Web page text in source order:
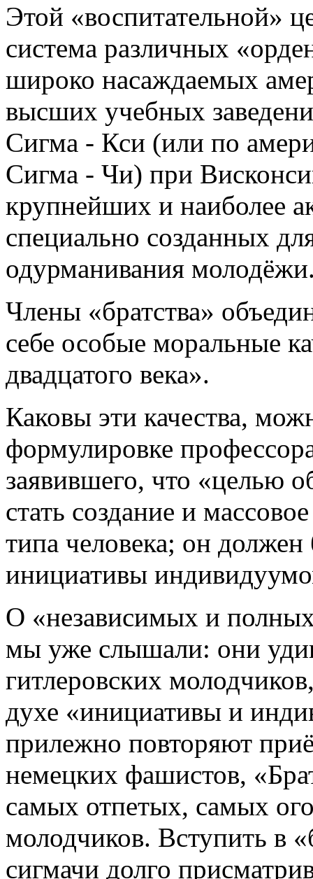
Этой «воспитательной»
система различных
широко насаждаемых
высших учебных
Сигма - Кси (или по
Сигма - Чи) при
крупнейших и наиболее
специально созданных
одурманивания
Члены «братства»
себе особые моральные
двадцатого века».
Каковы эти качества,
формулировке
заявившего, что «целью
стать создание и
типа человека; он
инициативы
О «независимых и
мы уже слышали: они
гитлеровских
духе «инициативы и
прилежно повторяют
немецких фашистов,
самых отпетых, самых
молодчиков. Вступить в
сигмачи долго